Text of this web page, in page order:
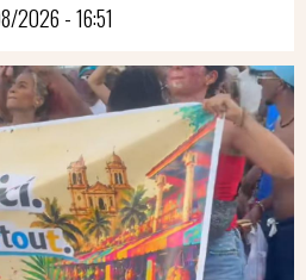
2026 - 16:51